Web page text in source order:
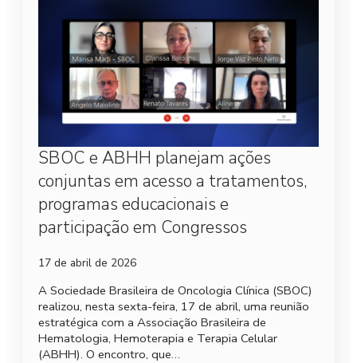
SBOC e ABHH planejam ações
conjuntas em acesso a tratamentos,
programas educacionais e
participação em Congressos
17 de abril de 2026
A Sociedade Brasileira de Oncologia Clínica (SBOC)
realizou, nesta sexta-feira, 17 de abril, uma reunião
estratégica com a Associação Brasileira de
Hematologia, Hemoterapia e Terapia Celular
(ABHH). O encontro, que…